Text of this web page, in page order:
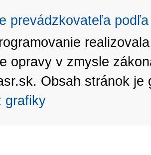
prevádzkovateľa
opravy v zmysle
Obsah stránok
grafiky